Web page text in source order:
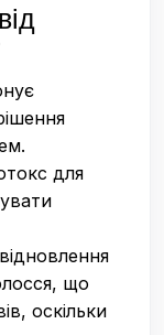
для
що
оскільки